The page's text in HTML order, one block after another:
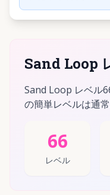
Sand Loop
Sand Loop レベル
の簡単レベルは通
66
レベル